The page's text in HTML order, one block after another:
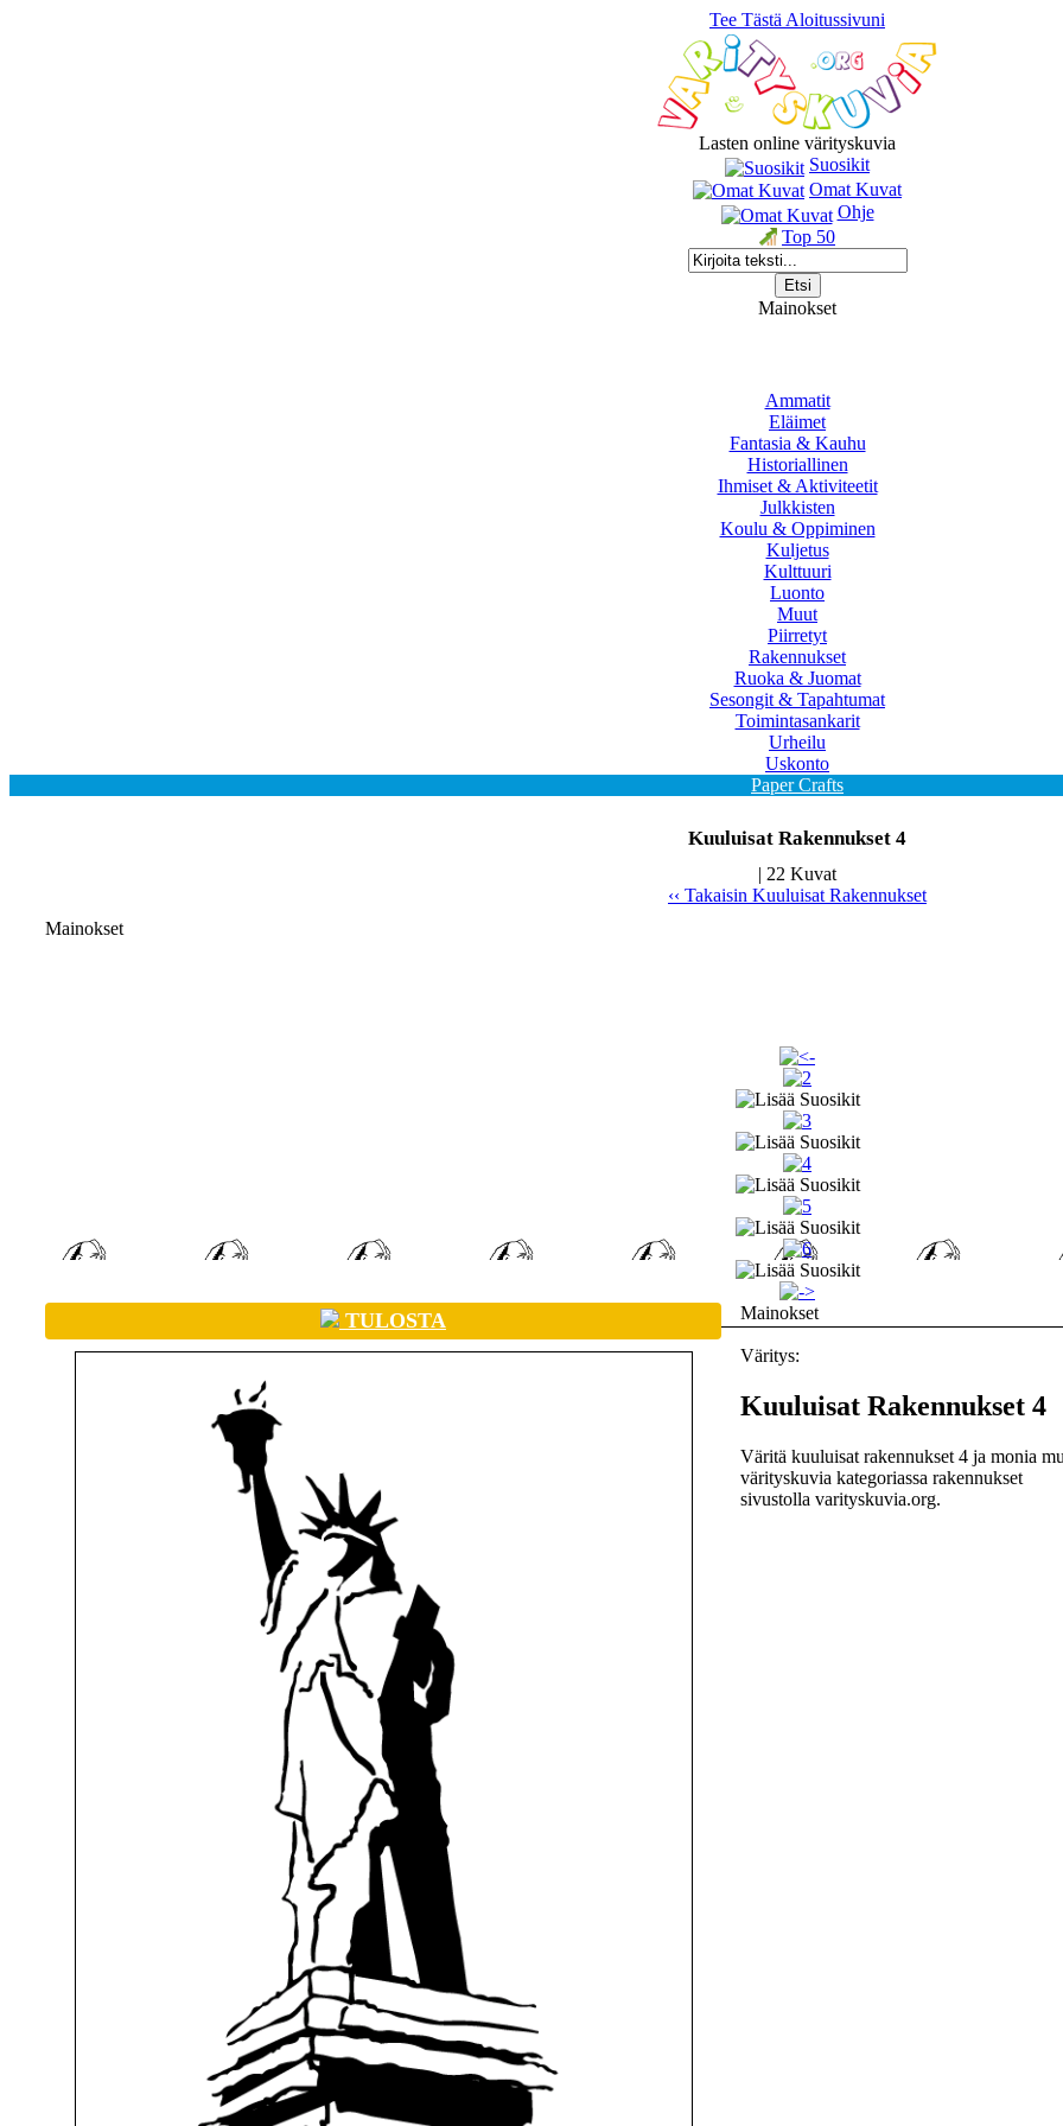
Tee Tästä Aloitussivuni
Lasten online värityskuvia
Suosikit
Omat Kuvat
Ohje
Top 50
Mainokset
Ammatit
Eläimet
Fantasia & Kauhu
Historiallinen
Ihmiset & Aktiviteetit
Julkkisten
Koulu & Oppiminen
Kuljetus
Kulttuuri
Luonto
Muut
Piirretyt
Rakennukset
Ruoka & Juomat
Sesongit & Tapahtumat
Toimintasankarit
Urheilu
Uskonto
Paper Crafts
Kuuluisat Rakennukset 4
| 22 Kuvat
‹‹ Takaisin Kuuluisat Rakennukset
Mainokset
TULOSTA Mainokset
Väritys:
Kuuluisat Rakennukset 4
Väritä kuuluisat rakennukset 4 ja monia
värityskuvia kategoriassa rakennukset
sivustolla varityskuvia.org.